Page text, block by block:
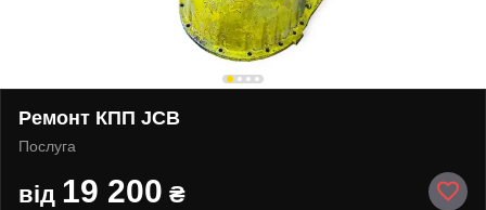
Ремонт КПП JCB
Послуга
від 19 200 ₴